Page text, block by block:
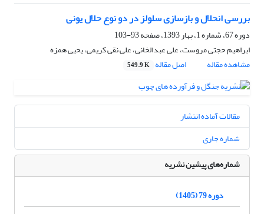
بررسی انحلال و بازسازی سلولز در دو نوع حلال یونی
دوره 67، شماره 1، بهار 1393، صفحه
93-103
ابراهیم حجتی مروست، علی عبدالخانی، علی نقی کریمی، یحیی همزه
مشاهده مقاله
اصل مقاله 549.9 K
مقالات آماده انتشار
شماره جاری
شماره‌های پیشین نشریه
دوره 79 (1405)